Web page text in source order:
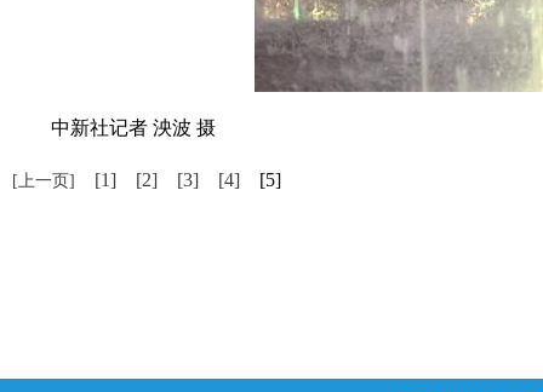
中新社记者 泱波 摄
[上一页] [1] [2] [3] [4] [5]